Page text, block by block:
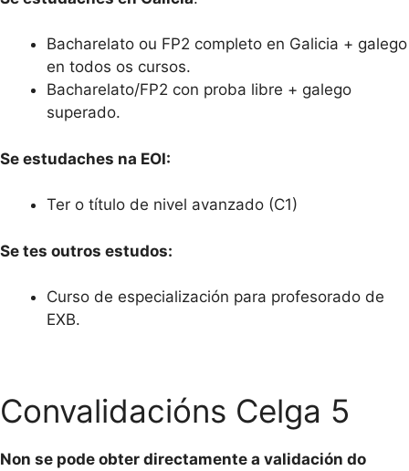
Bacharelato ou FP2 completo en Galicia + galego
en todos os cursos.
Bacharelato/FP2 con proba libre + galego
superado.
Se estudaches na EOI:
Ter o título de nivel avanzado (C1)
Se tes outros estudos:
Curso de especialización para profesorado de
EXB.
Convalidacións Celga 5
Non se pode obter directamente a validación do